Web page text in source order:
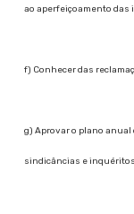
ao aperfeiçoamento
f) Conhecer das
g) Aprovar o plano anual
sindicâncias e